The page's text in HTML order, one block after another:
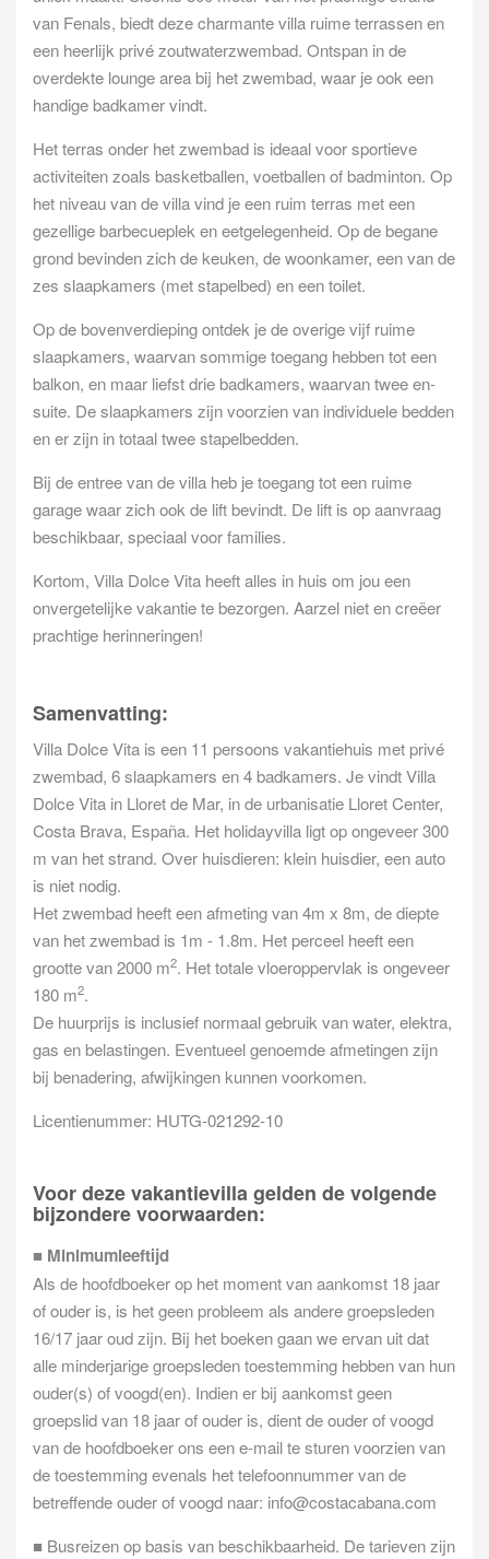
van Fenals, biedt deze charmante villa ruime terrassen en
een heerlijk privé zoutwaterzwembad. Ontspan in de
overdekte lounge area bij het zwembad, waar je ook een
handige badkamer vindt.
Het terras onder het zwembad is ideaal voor sportieve
activiteiten zoals basketballen, voetballen of badminton. Op
het niveau van de villa vind je een ruim terras met een
gezellige barbecueplek en eetgelegenheid. Op de begane
grond bevinden zich de keuken, de woonkamer, een van de
zes slaapkamers (met stapelbed) en een toilet.
Op de bovenverdieping ontdek je de overige vijf ruime
slaapkamers, waarvan sommige toegang hebben tot een
balkon, en maar liefst drie badkamers, waarvan twee en-
suite. De slaapkamers zijn voorzien van individuele bedden
en er zijn in totaal twee stapelbedden.
Bij de entree van de villa heb je toegang tot een ruime
garage waar zich ook de lift bevindt. De lift is op aanvraag
beschikbaar, speciaal voor families.
Kortom, Villa Dolce Vita heeft alles in huis om jou een
onvergetelijke vakantie te bezorgen. Aarzel niet en creëer
prachtige herinneringen!
Samenvatting:
Villa Dolce Vita is een 11 persoons vakantiehuis met privé
zwembad, 6 slaapkamers en 4 badkamers. Je vindt Villa
Dolce Vita in Lloret de Mar, in de urbanisatie Lloret Center,
Costa Brava, España. Het holidayvilla ligt op ongeveer 300
m van het strand. Over huisdieren: klein huisdier, een auto
is niet nodig.
Het zwembad heeft een afmeting van 4m x 8m, de diepte
van het zwembad is 1m - 1.8m. Het perceel heeft een
grootte van 2000 m2. Het totale vloeroppervlak is ongeveer
180 m2.
De huurprijs is inclusief normaal gebruik van water, elektra,
gas en belastingen. Eventueel genoemde afmetingen zijn
bij benadering, afwijkingen kunnen voorkomen.
Licentienummer: HUTG-021292-10
Voor deze vakantievilla gelden de volgende
bijzondere voorwaarden:
■ Minimumleeftijd
Als de hoofdboeker op het moment van aankomst 18 jaar
of ouder is, is het geen probleem als andere groepsleden
16/17 jaar oud zijn. Bij het boeken gaan we ervan uit dat
alle minderjarige groepsleden toestemming hebben van hun
ouder(s) of voogd(en). Indien er bij aankomst geen
groepslid van 18 jaar of ouder is, dient de ouder of voogd
van de hoofdboeker ons een e-mail te sturen voorzien van
de toestemming evenals het telefoonnummer van de
betreffende ouder of voogd naar: info@costacabana.com
■ Busreizen op basis van beschikbaarheid. De tarieven zijn